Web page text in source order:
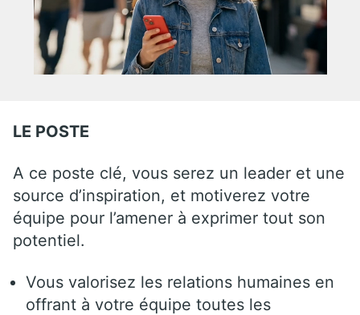
LE POSTE
A ce poste clé, vous serez un leader et une
source d’inspiration, et motiverez votre
équipe pour l’amener à exprimer tout son
potentiel.
Vous valorisez les relations humaines en
offrant à votre équipe toutes les